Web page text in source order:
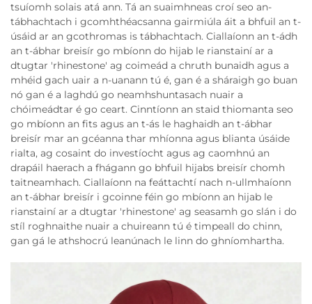
tsuíomh solais atá ann. Tá an suaimhneas croí seo an-
tábhachtach i gcomhthéacsanna gairmiúla áit a bhfuil an t-
úsáid ar an gcothromas is tábhachtach. Ciallaíonn an t-ádh
an t-ábhar breisír go mbíonn do hijab le rianstainí ar a
dtugtar 'rhinestone' ag coimeád a chruth bunaidh agus a
mhéid gach uair a n-uanann tú é, gan é a sháraigh go buan
nó gan é a laghdú go neamhshuntasach nuair a
chóimeádtar é go ceart. Cinntíonn an staid thiomanta seo
go mbíonn an fits agus an t-ás le haghaidh an t-ábhar
breisír mar an gcéanna thar mhíonna agus blianta úsáide
rialta, ag cosaint do investíocht agus ag caomhnú an
drapáil haerach a fhágann go bhfuil hijabs breisír chomh
taitneamhach. Ciallaíonn na feáttachtí nach n-ullmhaíonn
an t-ábhar breisír i gcoinne féin go mbíonn an hijab le
rianstainí ar a dtugtar 'rhinestone' ag seasamh go slán i do
stíl roghnaithe nuair a chuireann tú é timpeall do chinn,
gan gá le athshocrú leanúnach le linn do ghníomhartha.